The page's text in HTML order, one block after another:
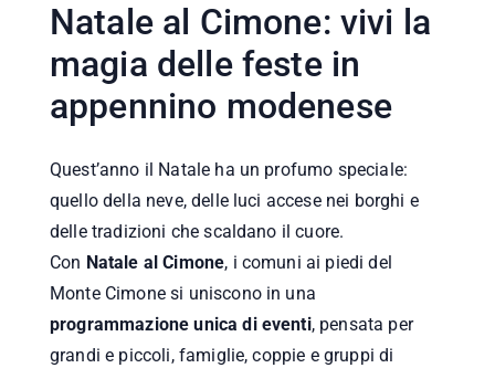
Natale al Cimone: vivi la
magia delle feste in
appennino modenese
Quest’anno il Natale ha un profumo speciale:
quello della neve, delle luci accese nei borghi e
delle tradizioni che scaldano il cuore.
Con Natale al Cimone, i comuni ai piedi del
Monte Cimone si uniscono in una
programmazione unica di eventi, pensata per
grandi e piccoli, famiglie, coppie e gruppi di